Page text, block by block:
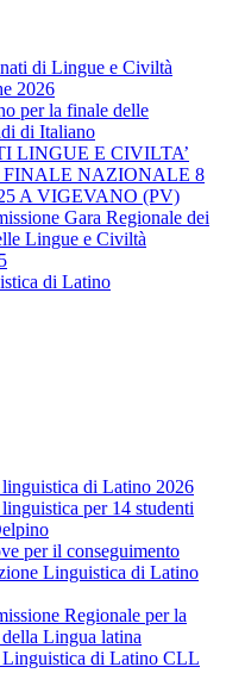
di Lingue e Civiltà
2026
per la finale delle
di Italiano
LINGUE E CIVILTA’
FINALE NAZIONALE 8
A VIGEVANO (PV)
Gara Regionale dei
Lingue e Civiltà
di Latino
di Latino 2026
per 14 studenti
per il conseguimento
Linguistica di Latino
Regionale per la
Lingua latina
di Latino CLL